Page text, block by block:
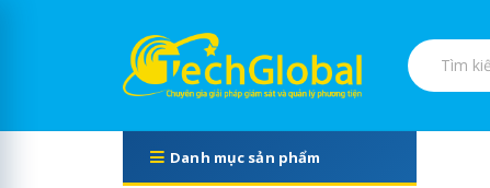
Tìm kiếm
Danh mục sản phẩm